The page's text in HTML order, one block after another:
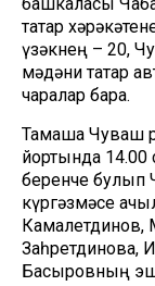
татар
үзәкнең – 20,
мәдәни татар
чаралар бара.
Тамаша Чуваш
йортында 14.00
беренче булып
күргәзмәсе
Камалетдинов,
Заһретдинова,
Басыровның